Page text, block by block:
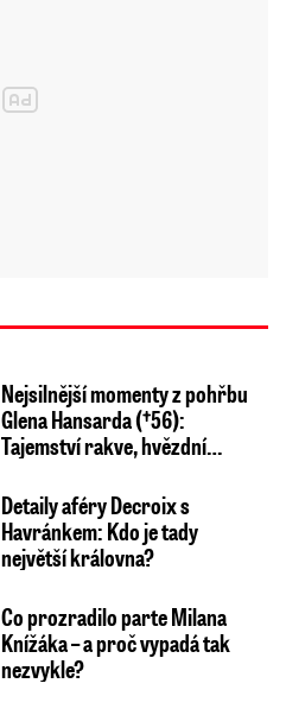
Nejsilnější momenty z pohřbu
Glena Hansarda (†56):
Tajemství rakve, hvězdní…
Detaily aféry Decroix s
Havránkem: Kdo je tady
největší královna?
Co prozradilo parte Milana
Knížáka – a proč vypadá tak
nezvykle?